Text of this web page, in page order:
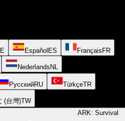
Español ES Français FR
Nederlands NL
РусскийRU TürkçeTR
(台灣)TW
ARK: Survival